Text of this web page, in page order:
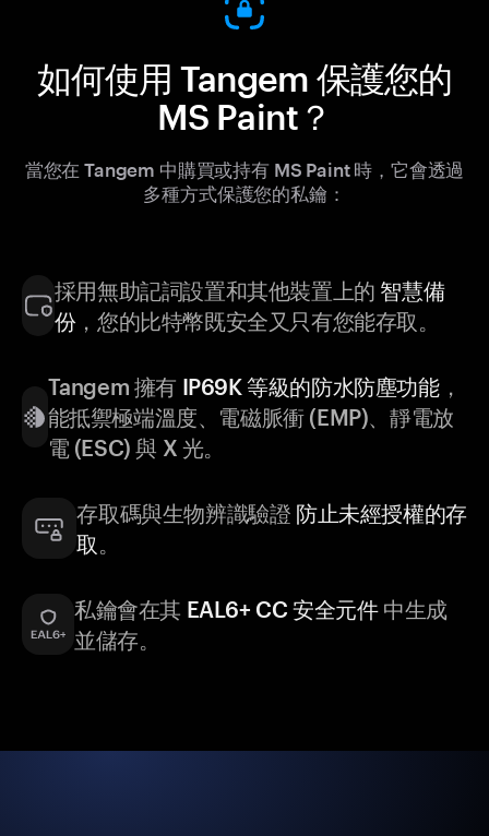
如何使用 Tangem 保護您的
MS Paint？
當您在 Tangem 中購買或持有 MS Paint 時，它會透過
多種方式保護您的私鑰：
採用無助記詞設置和其他裝置上的 智慧備
份，您的比特幣既安全又只有您能存取。
Tangem 擁有 IP69K 等級的防水防塵功能，
能抵禦極端溫度、電磁脈衝 (EMP)、靜電放
電 (ESC) 與 X 光。
存取碼與生物辨識驗證 防止未經授權的存
取 。
私鑰會在其 EAL6+ CC 安全元件中生成
並儲存。